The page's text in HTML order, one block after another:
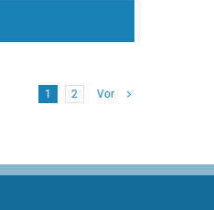
1 2 Vor